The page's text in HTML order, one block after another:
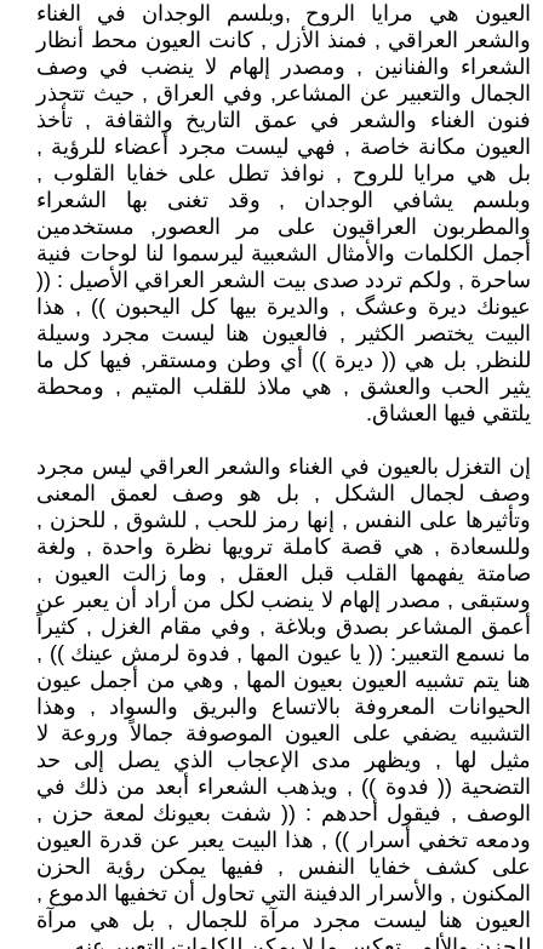
العيون هي مرايا الروح ,وبلسم الوجدان في الغناء
والشعر العراقي , فمنذ الأزل , كانت العيون محط أنظار
الشعراء والفنانين , ومصدر إلهام لا ينضب في وصف
الجمال والتعبير عن المشاعر, وفي العراق , حيث تتجذر
فنون الغناء والشعر في عمق التاريخ والثقافة , تأخذ
العيون مكانة خاصة , فهي ليست مجرد أعضاء للرؤية ,
بل هي مرايا للروح , نوافذ تطل على خفايا القلوب ,
وبلسم يشافي الوجدان , وقد تغنى بها الشعراء
والمطربون العراقيون على مر العصور, مستخدمين
أجمل الكلمات والأمثال الشعبية ليرسموا لنا لوحات فنية
ساحرة , ولكم تردد صدى بيت الشعر العراقي الأصيل : ((
عيونك ديرة وعشگ , والديرة بيها كل اليحبون )) , هذا
البيت يختصر الكثير , فالعيون هنا ليست مجرد وسيلة
للنظر, بل هي (( ديرة )) أي وطن ومستقر, فيها كل ما
يثير الحب والعشق , هي ملاذ للقلب المتيم , ومحطة
يلتقي فيها العشاق.
إن التغزل بالعيون في الغناء والشعر العراقي ليس مجرد
وصف لجمال الشكل , بل هو وصف لعمق المعنى
وتأثيرها على النفس , إنها رمز للحب , للشوق , للحزن ,
وللسعادة , هي قصة كاملة ترويها نظرة واحدة , ولغة
صامتة يفهمها القلب قبل العقل , وما زالت العيون ,
وستبقى , مصدر إلهام لا ينضب لكل من أراد أن يعبر عن
أعمق المشاعر بصدق وبلاغة , وفي مقام الغزل , كثيراً
ما نسمع التعبير: (( يا عيون المها , فدوة لرمش عينك )) ,
هنا يتم تشبيه العيون بعيون المها , وهي من أجمل عيون
الحيوانات المعروفة بالاتساع والبريق والسواد , وهذا
التشبيه يضفي على العيون الموصوفة جمالاً وروعة لا
مثيل لها , ويظهر مدى الإعجاب الذي يصل إلى حد
التضحية (( فدوة )) , ويذهب الشعراء أبعد من ذلك في
الوصف , فيقول أحدهم : (( شفت بعيونك لمعة حزن ,
ودمعه تخفي أسرار )) , هذا البيت يعبر عن قدرة العيون
على كشف خفايا النفس , ففيها يمكن رؤية الحزن
المكنون , والأسرار الدفينة التي تحاول أن تخفيها الدموع ,
العيون هنا ليست مجرد مرآة للجمال , بل هي مرآة